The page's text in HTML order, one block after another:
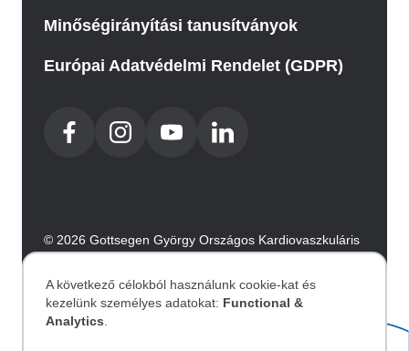
Minőségirányítási tanusítványok
Európai Adatvédelmi Rendelet (GDPR)
© 2026 Gottsegen György Országos Kardiovaszkuláris
Intézet. Minden jog fenntartva.
Személyes
A következő célokból használunk cookie-kat és
kezelünk személyes adatokat: Functional &
Analytics